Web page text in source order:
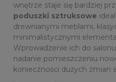
wnętrze staje się bardziej
poduszki sztruksowe
drewnianymi meblami,
minimalistycznymi
Wprowadzenie ich do
nadanie pomieszczeniu
konieczności dużych zmian